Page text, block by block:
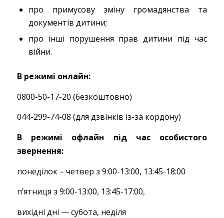
про примусову зміну громадянства та
документів дитини;
про інші порушення прав дитини під час
війни.
В режимі онлайн:
0800-50-17-20 (безкоштовно)
044-299-74-08 (для дзвінків із-за кордону)
В режимі офлайн під час особистого
звернення:
понеділок – четвер з 9:00-13:00, 13:45-18:00
пʼятниця з 9:00-13:00, 13:45-17:00,
вихідні дні — субота, неділя